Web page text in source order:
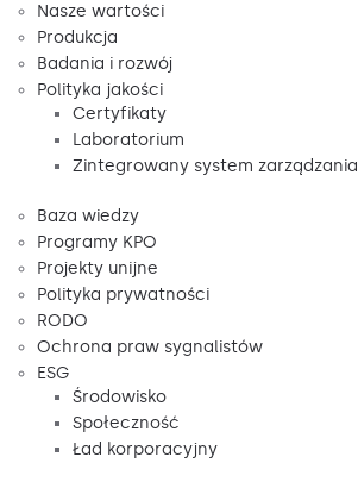
Nasze wartości
Produkcja
Badania i rozwój
Polityka jakości
Certyfikaty
Laboratorium
Zintegrowany system zarządzania
Baza wiedzy
Programy KPO
Projekty unijne
Polityka prywatności
RODO
Ochrona praw sygnalistów
ESG
Środowisko
Społeczność
Ład korporacyjny